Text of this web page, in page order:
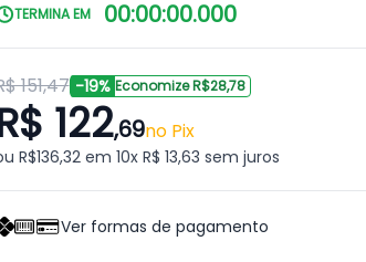
TERMINA EM 00:00:00.000
151,47 -19% Economize R$28,78
122,69no Pix
R$136,32 em 10x R$ 13,63 sem juros
Ver formas de pagamento